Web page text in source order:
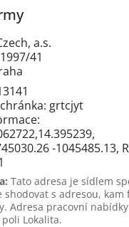
a.s.
41
grtcjyt
-1045485.13,
Tato adresa je sídlem
shodovat s adresou, kam
Adresa pracovní
Lokalita.